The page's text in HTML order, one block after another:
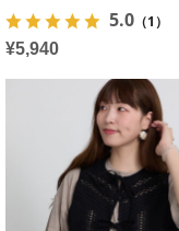
5.0 （1）
¥5,940